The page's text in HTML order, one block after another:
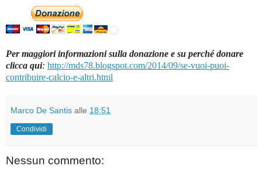
Per maggiori informazioni sulla donazione e su perché donare
clicca qui: http://mds78.blogspot.com/2014/09/se-vuoi-puoi-
contribuire-calcio-e-altri.html
Marco De Santis alle 18:51
Condividi
Nessun commento: